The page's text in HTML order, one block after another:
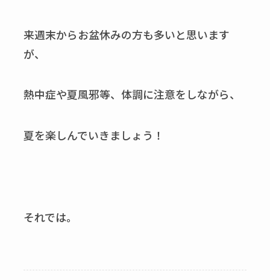
来週末からお盆休みの方も多いと思います
が、
熱中症や夏風邪等、体調に注意をしながら、
夏を楽しんでいきましょう！
それでは。